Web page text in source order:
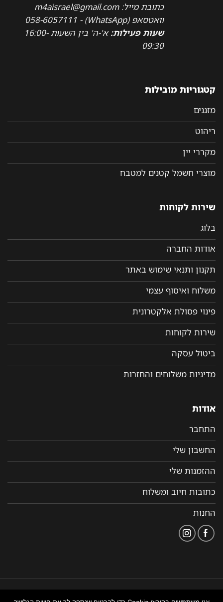
כתובת מייל: m4aisrael@gmail.com
וואטסאפ (WhatsApp) - 058-6057111
שעות פעילות:
א'-ה' בין השעות 16:00-
09:30
קטגוריות מובילות
מזגנים
ריהוט
מקררי יין
מוצרי חשמל קטנים למטבח
שירות לקוחות
בלוג
אודות החברה
תקנון ותנאי שימוש באתר
משלוח ואיסוף עצמי
פינוי פסולת אלקטרונית
שירות לקוחות
ביטול עסקה
מדיניות משלוחים והחזרות
אודות
התחבר
החשבון שלי
ההזמנות שלי
כתובות חיוב ומשלוח
החנות